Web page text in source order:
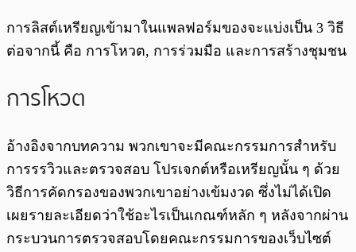
การลิสต์เหรียญเข้ามาในแพลฟอร์มของจะแบ่งเป็น 3 วิธี
ต่อจากนี้ คือ การโหวต, การร่วมมือ และการสร้างชุมชน
การโหวต
อ้างอิงจากบทความ พวกเขาจะมีคณะกรรมการสำหรับ
การรรวิวและตรวจสอบ โปรเจกต์หรือเหรียญนั้น ๆ ด้วย
วิธีการคัดกรองของพวกเขาอย่างเข้มงวด ซึ่งไม่ได้เปิด
เผยรายละเอียดว่าใช้อะไรเป็นเกณฑ์หลัก ๆ หลังจากผ่าน
กระบวนการตรวจสอบโดยคณะกรรมการของเว็บไซต์